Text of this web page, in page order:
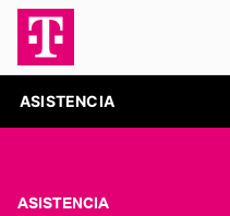
ASISTENCIA
ASISTENCIA